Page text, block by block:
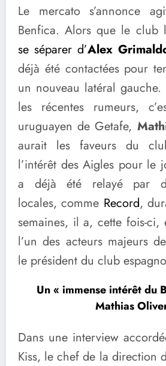
Le mercato s’annonce
Benfica. Alors que le club
se séparer d’Alex
déjà été contactées pour
un nouveau latéral
les récentes rumeurs,
uruguayen de Getafe,
aurait les faveurs du
l’intérêt des Aigles pour le
a déjà été relayé par
locales, comme Record,
semaines, il a, cette fois-
l’un des acteurs majeurs
le président du club
Un « immense intérêt du
Mathias
Dans une interview
Kiss, le chef de la direction